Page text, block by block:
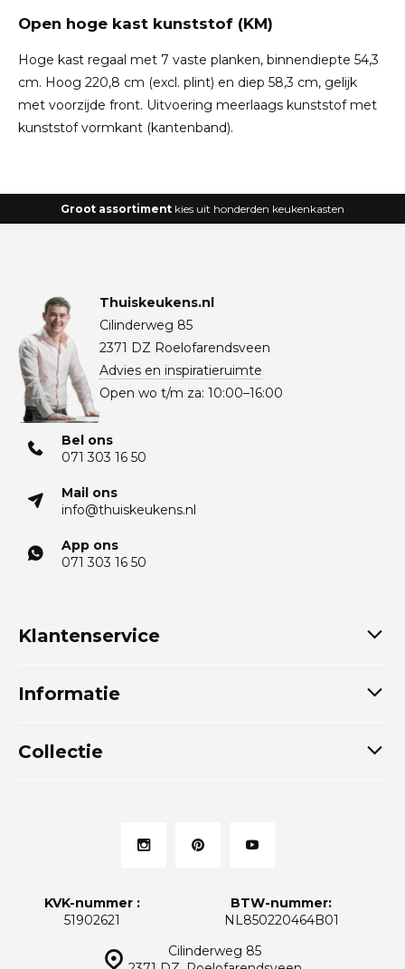
Open hoge kast kunststof (KM)
Hoge kast regaal met 7 vaste planken, binnendiepte 54,3
cm. Hoog 220,8 cm (excl. plint) en diep 58,3 cm, gelijk
met voorzijde front. Uitvoering meerlaags kunststof met
kunststof vormkant (kantenband).
Groot assortiment kies uit honderden keukenkasten
Thuiskeukens.nl
Cilinderweg 85
2371 DZ Roelofarendsveen
Advies en inspiratieruimte
Open wo t/m za: 10:00–16:00
Bel ons
071 303 16 50
Mail ons
info@thuiskeukens.nl
App ons
071 303 16 50
Klantenservice
Informatie
Collectie
Cilinderweg 85
KVK-nummer :
51902621
BTW-nummer:
NL850220464B01